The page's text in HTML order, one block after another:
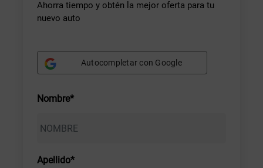
Ahorra tiempo y obtén la mejor oferta para tu
nuevo auto
Autocompletar con Google
Nombre*
Apellido*